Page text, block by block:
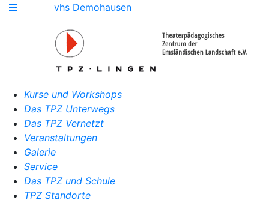
vhs Demohausen
Kurse und Workshops
Das TPZ Unterwegs
Das TPZ Vernetzt
Veranstaltungen
Galerie
Service
Das TPZ und Schule
TPZ Standorte